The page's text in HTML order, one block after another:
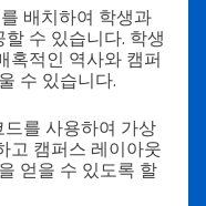
배치하여 학생과
수 있습니다. 학생
혹적인 역사와 캠퍼
수 있습니다.
를 사용하여 가상
고 캠퍼스 레이아웃
얻을 수 있도록 할